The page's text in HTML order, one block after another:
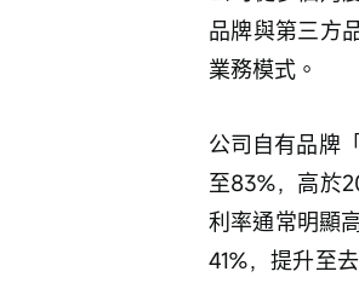
品牌與第三方
業務模式。
公司自有品牌
至83%，高於
利率通常明顯
41%，提升至